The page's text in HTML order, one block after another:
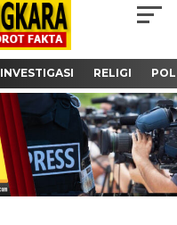
INVESTIGASI RELIGI